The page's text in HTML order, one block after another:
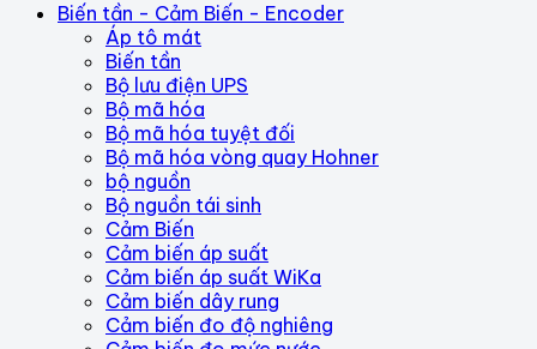
Biến tần - Cảm Biến - Encoder
Áp tô mát
Biến tần
Bộ lưu điện UPS
Bộ mã hóa
Bộ mã hóa tuyệt đối
Bộ mã hóa vòng quay Hohner
bộ nguồn
Bộ nguồn tái sinh
Cảm Biến
Cảm biến áp suất
Cảm biến áp suất WiKa
Cảm biến dây rung
Cảm biến đo độ nghiêng